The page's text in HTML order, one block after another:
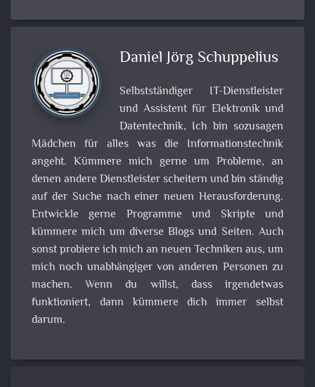
Daniel Jörg Schuppelius
Selbstständiger IT-Dienstleister
und Assistent für Elektronik und
Datentechnik, Ich bin sozusagen
Mädchen für alles was die Informationstechnik
angeht. Kümmere mich gerne um Probleme, an
denen andere Dienstleister scheitern und bin ständig
auf der Suche nach einer neuen Herausforderung.
Entwickle gerne Programme und Skripte und
kümmere mich um diverse Blogs und Seiten. Auch
sonst probiere ich mich an neuen Techniken aus, um
mich noch unabhängiger von anderen Personen zu
machen. Wenn du willst, dass irgendetwas
funktioniert, dann kümmere dich immer selbst
darum.